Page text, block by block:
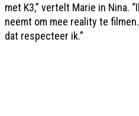
met K3,” vertelt Marie in Nina.
neemt om mee reality te
dat respecteer ik.”